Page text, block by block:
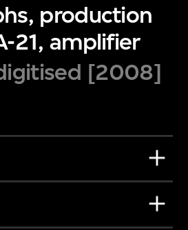
production
21, amplifier
[2008]